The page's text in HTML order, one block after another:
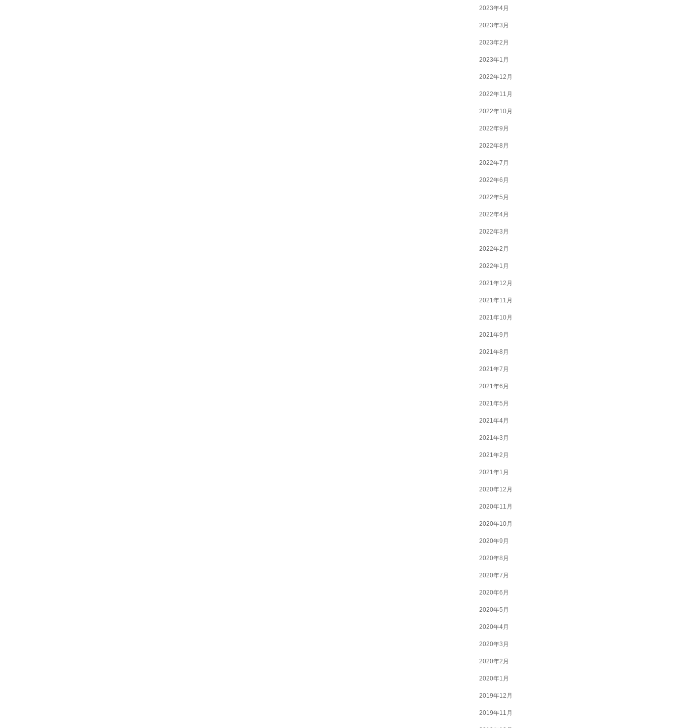
2023年4月
2023年3月
2023年2月
2023年1月
2022年12月
2022年11月
2022年10月
2022年9月
2022年8月
2022年7月
2022年6月
2022年5月
2022年4月
2022年3月
2022年2月
2022年1月
2021年12月
2021年11月
2021年10月
2021年9月
2021年8月
2021年7月
2021年6月
2021年5月
2021年4月
2021年3月
2021年2月
2021年1月
2020年12月
2020年11月
2020年10月
2020年9月
2020年8月
2020年7月
2020年6月
2020年5月
2020年4月
2020年3月
2020年2月
2020年1月
2019年12月
2019年11月